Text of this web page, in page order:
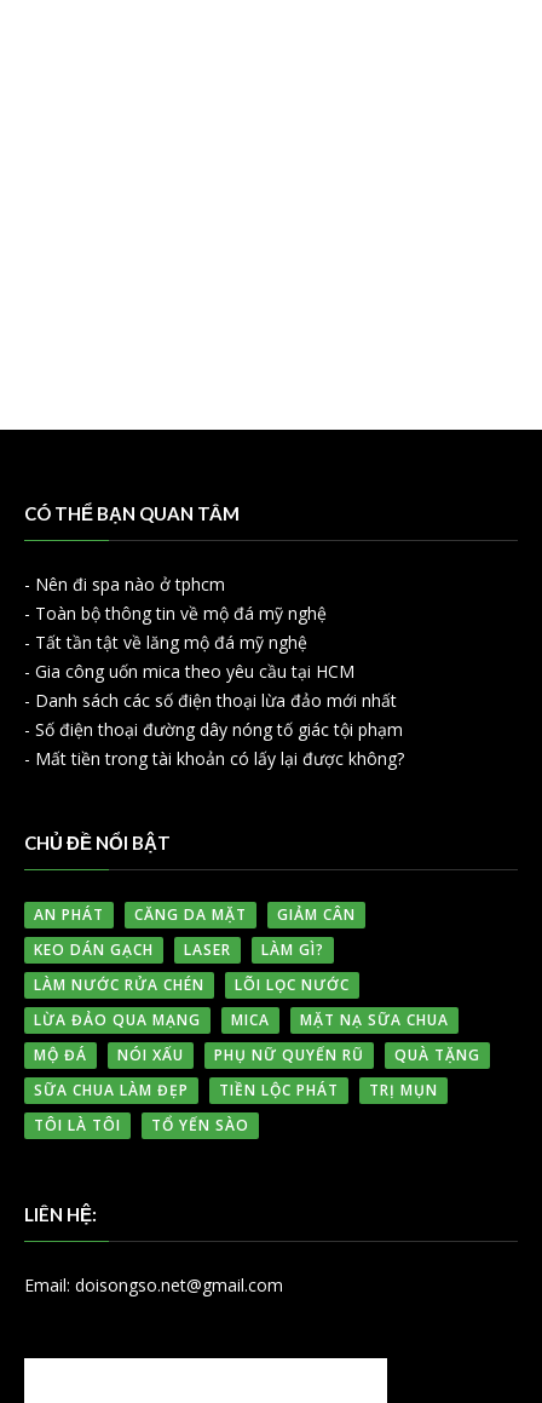
CÓ THỂ BẠN QUAN TÂM
- Nên đi spa nào ở tphcm
- Toàn bộ thông tin về mộ đá mỹ nghệ
- Tất tần tật về lăng mộ đá mỹ nghệ
- Gia công uốn mica theo yêu cầu tại HCM
- Danh sách các số điện thoại lừa đảo mới nhất
- Số điện thoại đường dây nóng tố giác tội phạm
- Mất tiền trong tài khoản có lấy lại được không?
CHỦ ĐỀ NỔI BẬT
AN PHÁT CĂNG DA MẶT
GIẢM CÂN
KEO DÁN GẠCH
LASER
LÀM GÌ?
LÀM NƯỚC RỬA CHÉN
LÕI LỌC NƯỚC
LỪA ĐẢO QUA MẠNG
MICA
MẶT NẠ SỮA CHUA
MỘ ĐÁ
NÓI XẤU PHỤ NỮ QUYẾN RŨ
QUÀ TẶNG
SỮA CHUA LÀM ĐẸP
TIỀN LỘC PHÁT
TRỊ MỤN
TÔI LÀ TÔI
TỔ YẾN SÀO
LIÊN HỆ:
Email: doisongso.net@gmail.com